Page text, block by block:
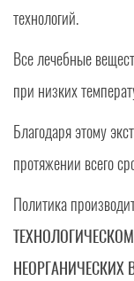
технологий.
Все лечебные
при низких
Благодаря этому
протяжении всего
Политика
НЕОРГАНИЧЕСКИХ